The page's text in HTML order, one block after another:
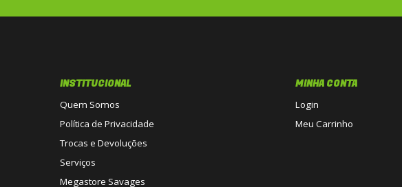
INSTITUCIONAL
Quem Somos
Política de Privacidade
Trocas e Devoluções
Serviços
Megastore Savages
MINHA CONTA
Login
Meu Carrinho